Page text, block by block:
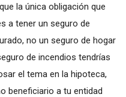
la única obligación que
a tener un seguro de
no un seguro de hogar
de incendios tendrías
el tema en la hipoteca,
beneficiario a tu entidad